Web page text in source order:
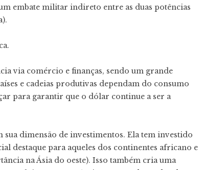
embate militar indireto entre as duas potências
via comércio e finanças, sendo um grande
e cadeias produtivas dependam do consumo
para garantir que o dólar continue a ser a
sua dimensão de investimentos. Ela tem investido
destaque para aqueles dos continentes africano e
na Ásia do oeste). Isso também cria uma